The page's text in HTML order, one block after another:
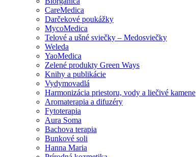
CareMedica
Darčekové poukážky
MycoMedica
Telové a ušné sviečky – Medosviečky
Weleda
YaoMedica
Zelené produkty Green Ways
Knihy a publikácie
Vydymovadlá
Harmonizácia priestoru, vody a liečivé kamene
Aromaterapia a difuzéry
Fytoterapia
Aura Soma
Bachova terapia
Bunkové soli
Hanna Maria